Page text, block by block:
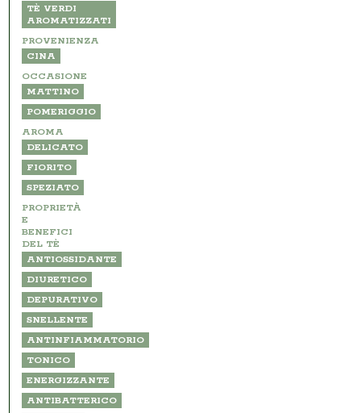
TÈ VERDI
AROMATIZZATI
PROVENIENZA
CINA
OCCASIONE
MATTINO
POMERIGGIO
AROMA
DELICATO
FIORITO
SPEZIATO
PROPRIETÀ
E
BENEFICI
DEL TÈ
ANTIOSSIDANTE
DIURETICO
DEPURATIVO
SNELLENTE
ANTINFIAMMATORIO
TONICO
ENERGIZZANTE
ANTIBATTERICO